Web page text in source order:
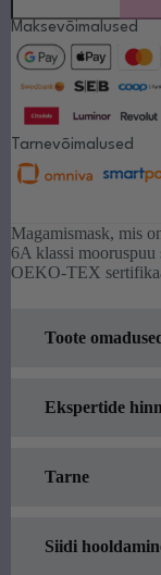
Maksevõimalused
Tarnevõimalused
Magamismask, mis
6A klassi
OEKO-TEX
Toote
Mulberry
Ekspertide
Tarne
Laotooted
Siidi